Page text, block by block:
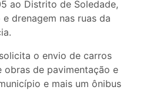
ao Distrito de Soledade,
drenagem nas ruas da
o envio de carros
obras de pavimentação e
e mais um ônibus